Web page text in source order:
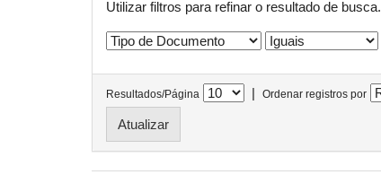
Utilizar filtros para refinar o resultado de busca.
Resultados/Página | Ordenar registros por